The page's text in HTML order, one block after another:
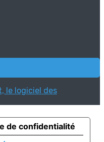
le logiciel des
de confidentialité